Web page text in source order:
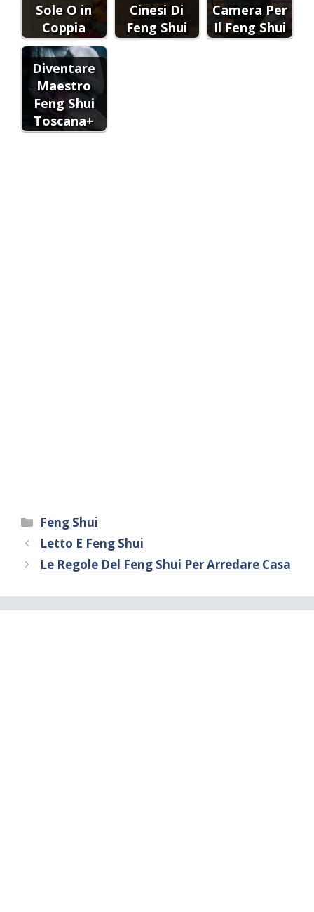
Sole O in
Coppia
Cinesi Di
Feng Shui
Camera Per
Il Feng Shui
Diventare
Maestro
Feng Shui
Toscana+
Categorie
Feng Shui
Letto E Feng Shui
Le Regole Del Feng Shui Per Arredare Casa